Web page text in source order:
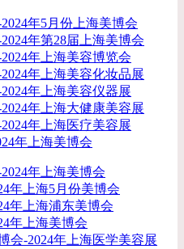
年5月份上海美博会
年第28届上海美博会
年上海美容博览会
年上海美容化妆品展
年上海美容仪器展
年上海大健康美容展
年上海医疗美容展
年上海美博会
年上海美博会
年上海5月份美博会
年上海浦东美博会
年上海美博会
会-2024年上海医学美容展